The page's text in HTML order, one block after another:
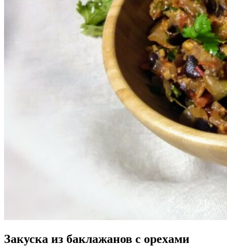
Закуска из баклажанов с орехами